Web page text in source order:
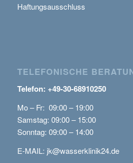
Haftungsausschluss
TELEFONISCHE
Telefon: +49-30-68910250
Mo – Fr: 09:00 – 19:00
Samstag: 09:00 – 15:00
Sonntag: 09:00 – 14:00
E-MAIL: jk@wasserklinik24.de